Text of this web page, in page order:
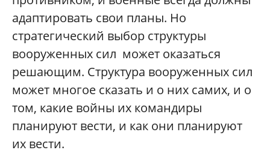
адаптировать свои планы. Но
стратегический выбор структуры
вооруженных сил может оказаться
решающим. Структура вооруженных сил
может многое сказать и о них самих, и о
том, какие войны их командиры
планируют вести, и как они планируют
их вести.